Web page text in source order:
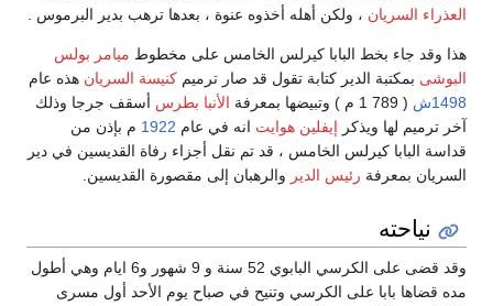
العذراء السريان ، ولكن أهله أخذوه عنوة ، بعدها ترهب بدير البرموس .
هذا وقد جاء بخط البابا كيرلس الخامس على مخطوطميامر بولس
البوشىبمكتبة الدير كتابة تقول قد صار ترميمكنيسة السريان هذه عام
1498ش
( 789 1 م ) وتبيضها بمعرفة الأنبا بطرس أسقف جرجا وذلك
آخر ترميم لها ويذكرإيفلين هوايتانه في عام1922م بإذن من
قداسة البابا كيرلس الخامس ، قد تم نقل أجزاء رفاة القديسين في دير
السريان بمعرفة رئيس الديروالرهبان إلى مقصورة القديسين.
نياحته
وقد قضى على الكرسي البابوي 52 سنة و 9 شهور و6 ايام وهي أطول
مده قضاها بابا على الكرسي وتنيح في صباح يوم الأحد أول مسرى